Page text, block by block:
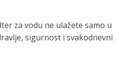
za vodu ne ulažete samo u
sigurnost i svakodnevni